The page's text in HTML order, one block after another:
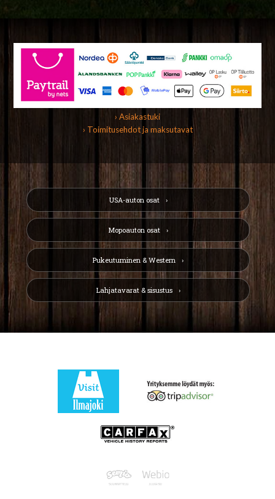
› Asiakastuki
› Toimitusehdot ja maksutavat
USA-auton osat
Mopoauton osat
Pukeutuminen & Western
Lahjatavarat & sisustus